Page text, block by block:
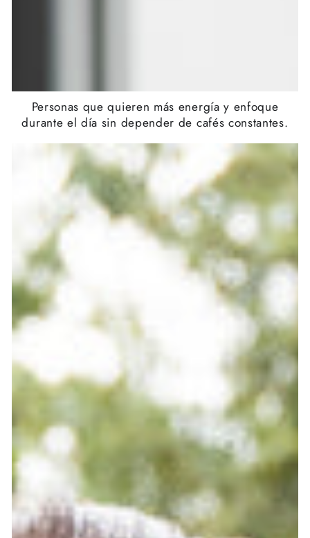
Personas que quieren más energía y enfoque
durante el día sin depender de cafés constantes.